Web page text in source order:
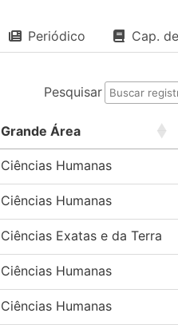
Periódico Cap.
Pesquisar
Grande Área
Ciências Humanas
Ciências Humanas
Ciências Exatas e da Terra
Ciências Humanas
Ciências Humanas